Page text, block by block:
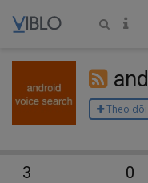
Theo dõi
3 0